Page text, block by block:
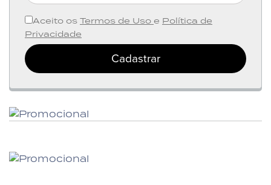
Aceito os Termos de Uso e Política de
Privacidade
Cadastrar